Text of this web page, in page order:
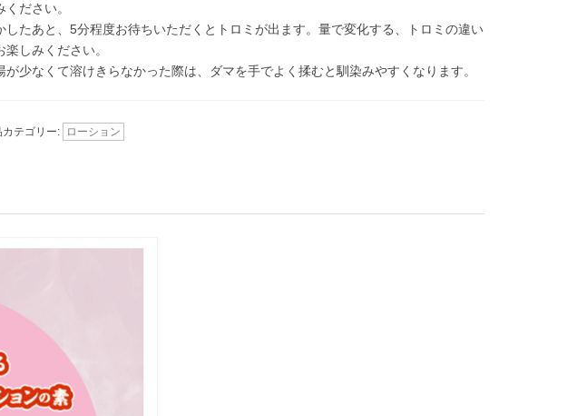
ください。
したあと、5分程度お待ちいただくとトロミが出ます。量で変化する、トロミの違い
楽しみください。
が少なくて溶けきらなかった際は、ダマを手でよく揉むと馴染みやすくなります。
カテゴリー: ローション